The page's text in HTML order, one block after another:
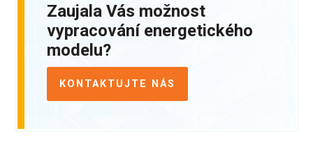
Zaujala Vás možnost
vypracování energetického
modelu?
KONTAKTUJTE NÁS